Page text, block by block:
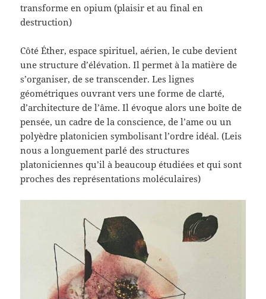
transforme en opium (plaisir et au final en
destruction)
Côté Éther, espace spirituel, aérien, le cube devient
une structure d’élévation. Il permet à la matière de
s’organiser, de se transcender. Les lignes
géométriques ouvrant vers une forme de clarté,
d’architecture de l’âme. Il évoque alors une boîte de
pensée, un cadre de la conscience, de l’ame ou un
polyèdre platonicien symbolisant l’ordre idéal. (Leis
nous a longuement parlé des structures
platoniciennes qu’il à beaucoup étudiées et qui sont
proches des représentations moléculaires)